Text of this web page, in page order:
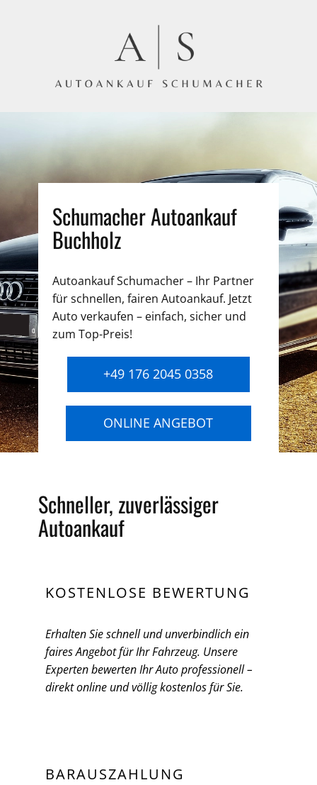
Schumacher Autoankauf
Buchholz
Autoankauf Schumacher – Ihr Partner
für schnellen, fairen Autoankauf. Jetzt
Auto verkaufen – einfach, sicher und
zum Top-Preis!
+49 176 2045 0358
ONLINE ANGEBOT
Schneller, zuverlässiger
Autoankauf
KOSTENLOSE BEWERTUNG
Erhalten Sie schnell und unverbindlich ein
faires Angebot für Ihr Fahrzeug. Unsere
Experten bewerten Ihr Auto professionell –
direkt online und völlig kostenlos für Sie.
BARAUSZAHLUNG